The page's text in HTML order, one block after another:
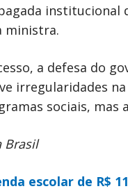
institucional
ministra.
a defesa do
irregularidades
sociais, mas
Brasil
escolar de R$